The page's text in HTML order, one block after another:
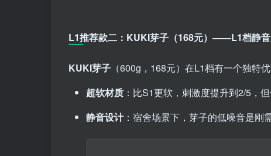
L1推荐款二：KUKI芽子（168元）——L1档静
KUKI芽子 （600g，168元）在L1档有一个独特
超软材质 ：比S1更软，刺激度提升到2/5，
静音设计：宿舍场景下，芽子的低噪音是刚